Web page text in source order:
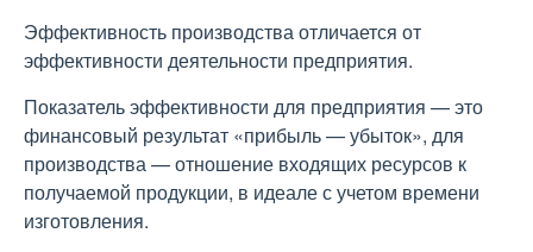
Эффективность производства отличается от
эффективности деятельности предприятия.
Показатель эффективности для предприятия — это
финансовый результат «прибыль — убыток», для
производства — отношение входящих ресурсов к
получаемой продукции, в идеале с учетом времени
изготовления.